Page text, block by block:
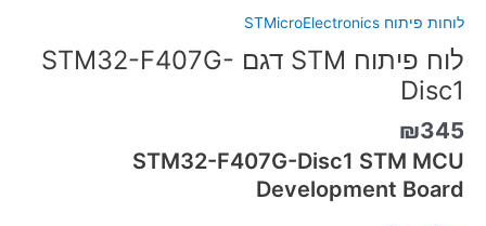
לוחות פיתוח STMicroElectronics
לוח פיתוח STM דגם STM32-F407G-
Disc1
₪345
STM32-F407G-Disc1 STM MCU
Development Board